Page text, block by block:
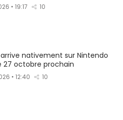
• 19:17 10
nativement sur Nintendo
27 octobre prochain
• 12:40 10